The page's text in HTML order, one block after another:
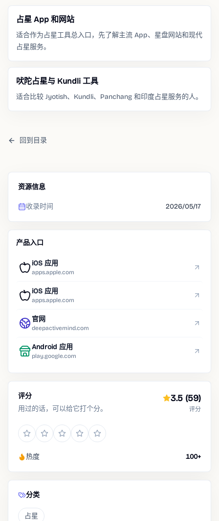
占星 App 和网站
适合作为占星工具总入口，先了解主流 App、星盘网站和现代
占星服务。
吠陀占星与 Kundli 工具
适合比较 Jyotish、Kundli、Panchang 和印度占星服务的人。
回到目录
资源信息
收录时间 2026/05/17
产品入口
iOS 应用
apps.apple.com
iOS 应用
apps.apple.com
官网
deepactivemind.com
Android 应用
play.google.com
评分
用过的话，可以给它打个分。
3.5 (59)
评分
热度 100+
分类
占星